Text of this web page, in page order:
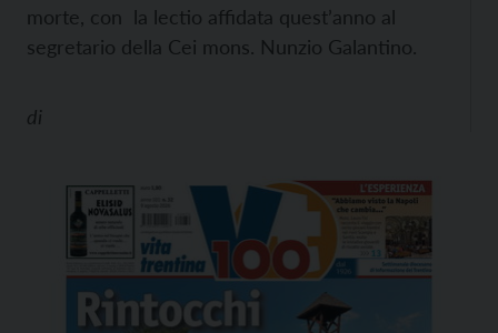
morte, con la lectio affidata quest’anno al
segretario della Cei mons. Nunzio Galantino.
di